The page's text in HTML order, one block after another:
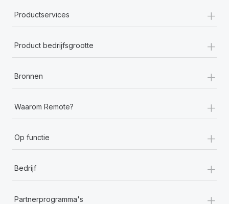
Productservices +
Product bedrijfsgrootte +
Bronnen +
Waarom Remote? +
Op functie +
Bedrijf +
Partnerprogramma's +